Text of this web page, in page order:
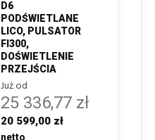
D6
PODŚWIETLANE
LICO, PULSATOR
FI300,
DOŚWIETLENIE
PRZEJŚCIA
Już od
25 336,77 zł
20 599,00 zł